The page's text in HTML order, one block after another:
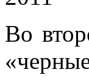
Во